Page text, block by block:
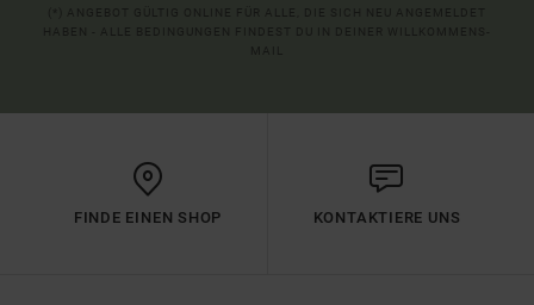
FINDE EINEN SHOP KONTAKTIERE UNS